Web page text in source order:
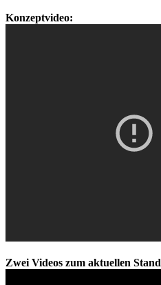
Konzeptvideo:
Zwei Videos zum aktuellen